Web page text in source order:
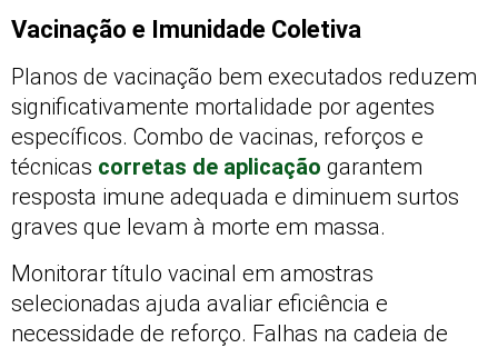
Vacinação e Imunidade Coletiva
Planos de vacinação bem executados reduzem
significativamente mortalidade por agentes
específicos. Combo de vacinas, reforços e
técnicas corretas de aplicação garantem
resposta imune adequada e diminuem surtos
graves que levam à morte em massa.
Monitorar título vacinal em amostras
selecionadas ajuda avaliar eficiência e
necessidade de reforço. Falhas na cadeia de